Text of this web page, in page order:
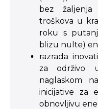
bez
troškova u
roku s
blizu nulte)
razrada
za održivo
naglaskom
inicijative za
obnovljivu